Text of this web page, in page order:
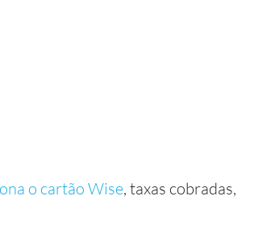
o cartão Wise, taxas cobradas,